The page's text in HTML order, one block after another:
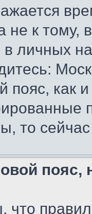
не к тому,
личных
пояс, как
то
пояс,
что